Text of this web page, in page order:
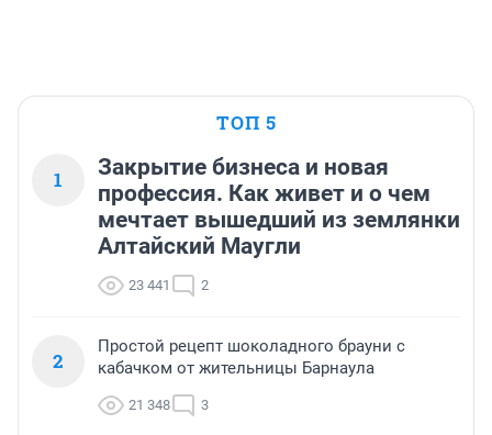
ТОП 5
1
Закрытие бизнеса и новая
профессия. Как живет и о чем
мечтает вышедший из землянки
Алтайский Маугли
23 441 2
2
Простой рецепт шоколадного брауни с
кабачком от жительницы Барнаула
21 348 3